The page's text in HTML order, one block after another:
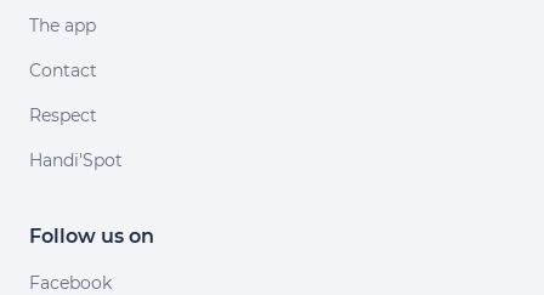
The app
Contact
Respect
Handi'Spot
Follow us on
Facebook